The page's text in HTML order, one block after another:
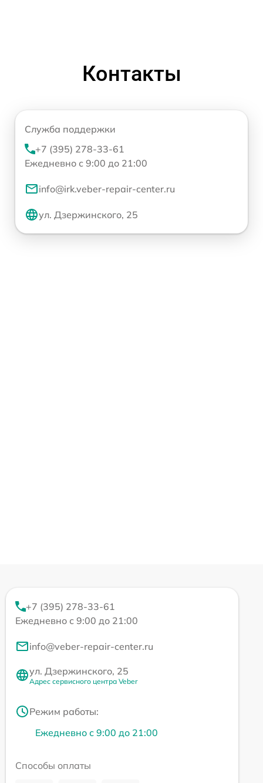
Контакты
Служба поддержки
+7 (395) 278-33-61
Ежедневно с 9:00 до 21:00
info@irk.veber-repair-center.ru
ул. Дзержинского, 25
+7 (395) 278-33-61
Ежедневно с 9:00 до 21:00
info@veber-repair-center.ru
ул. Дзержинского, 25
Адрес сервисного центра Veber
Режим работы:
Ежедневно с 9:00 до 21:00
Способы оплаты